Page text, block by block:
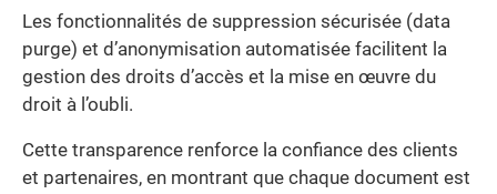
Les fonctionnalités de suppression sécurisée (data
purge) et d’anonymisation automatisée facilitent la
gestion des droits d’accès et la mise en œuvre du
droit à l’oubli.
Cette transparence renforce la confiance des clients
et partenaires, en montrant que chaque document est